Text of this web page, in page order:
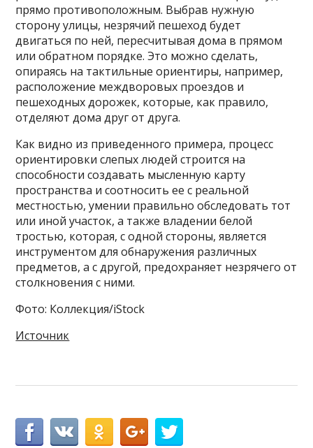
прямо противоположным. Выбрав нужную
сторону улицы, незрячий пешеход будет
двигаться по ней, пересчитывая дома в прямом
или обратном порядке. Это можно сделать,
опираясь на тактильные ориентиры, например,
расположение междворовых проездов и
пешеходных дорожек, которые, как правило,
отделяют дома друг от друга.
Как видно из приведенного примера, процесс
ориентировки слепых людей строится на
способности создавать мысленную карту
пространства и соотносить ее с реальной
местностью, умении правильно обследовать тот
или иной участок, а также владении белой
тростью, которая, с одной стороны, является
инструментом для обнаружения различных
предметов, а с другой, предохраняет незрячего от
столкновения с ними.
Фото: Коллекция/iStock
Источник